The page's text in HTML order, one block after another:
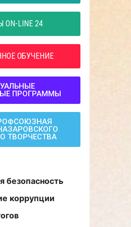
LINE 24
ОБУЧЕНИЕ
ПРОГРАММЫ
ТВОРЧЕСТВА
безопасность
коррупции